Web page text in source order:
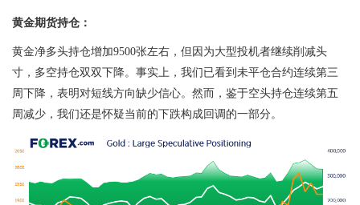
黄金期货持仓：
黄金净多头持仓增加9500张左右，但因为大型投机者继续削减头
寸，多空持仓双双下降。事实上，我们已看到未平仓合约连续第三
周下降，表明对短线方向缺少信心。然而，鉴于空头持仓连续第五
周减少，我们还是怀疑当前的下跌构成回调的一部分。